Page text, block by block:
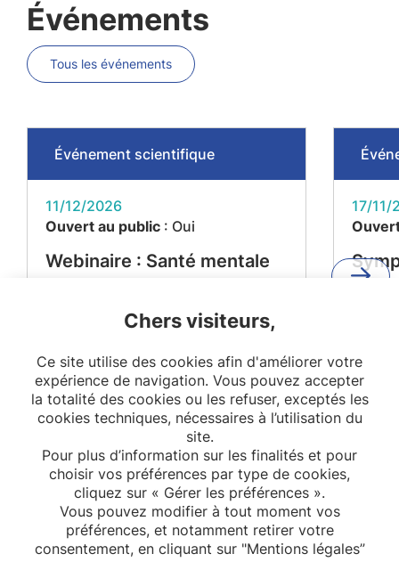
Événements
Tous les événements
Événement scientifique
11/12/2026
Ouvert au public : Oui
Webinaire : Santé mentale
Projet MEMORIES
17/11/
la
Chers visiteurs,
Ce site utilise des cookies afin d'améliorer votre
expérience de navigation. Vous pouvez accepter
la totalité des cookies ou les refuser, exceptés les
cookies techniques, nécessaires à l’utilisation du
site.
Pour plus d’information sur les finalités et pour
choisir vos préférences par type de cookies,
cliquez sur « Gérer les préférences ».
Vous pouvez modifier à tout moment vos
préférences, et notamment retirer votre
consentement, en cliquant sur "Mentions légales”